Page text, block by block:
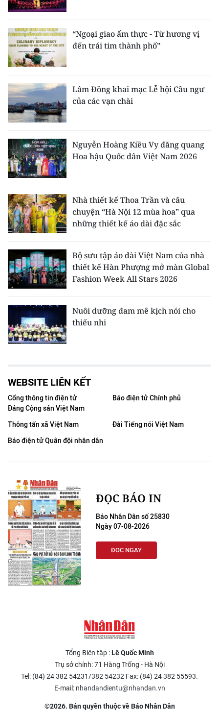
“Ngoại giao ẩm thực - Từ hương vị
đến trái tim thành phố”
Lâm Đồng khai mạc Lễ hội Cầu ngư
của các vạn chài
Nguyễn Hoàng Kiều Vy đăng quang
Hoa hậu Quốc dân Việt Nam 2026
Nhà thiết kế Thoa Trần và câu
chuyện “Hà Nội 12 mùa hoa” qua
những thiết kế áo dài đặc sắc
Bộ sưu tập áo dài Việt Nam của nhà
thiết kế Hàn Phượng mở màn Global
Fashion Week All Stars 2026
Nuôi dưỡng đam mê kịch nói cho
thiếu nhi
WEBSITE LIÊN KẾT
Cổng thông tin điện tử
Đảng Cộng sản Việt Nam
Báo điện tử Chính phủ
Thông tấn xã Việt Nam
Đài Tiếng nói Việt Nam
Báo điện tử Quân đội nhân dân
ĐỌC BÁO IN
Báo Nhân Dân số 25830
Ngày 07-08-2026
ĐỌC NGAY
Tổng Biên tập :Lê Quốc Minh
Trụ sở chính: 71 Hàng Trống - Hà Nội
Tel: (84) 24 382 54231/382 54232 Fax: (84) 24 382 55593.
E-mail: nhandandientu@nhandan.vn
©2026. Bản quyền thuộc về Báo Nhân Dân